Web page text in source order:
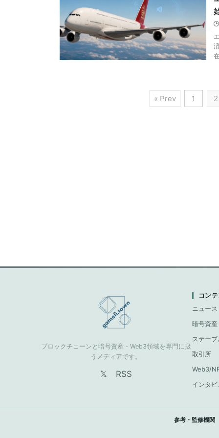
« Prev 1 2
ブロックチェーンと暗号資産・Web3領域を専門に扱
うメディアです。
𝕏 RSS
コン
ニュース
暗号資産
ステー
取引所
Web3/
インタ
参考・監修機関